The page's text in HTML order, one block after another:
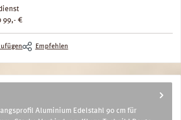
99,- €
Empfehlen
Aluminium Edelstahl 90 cm für